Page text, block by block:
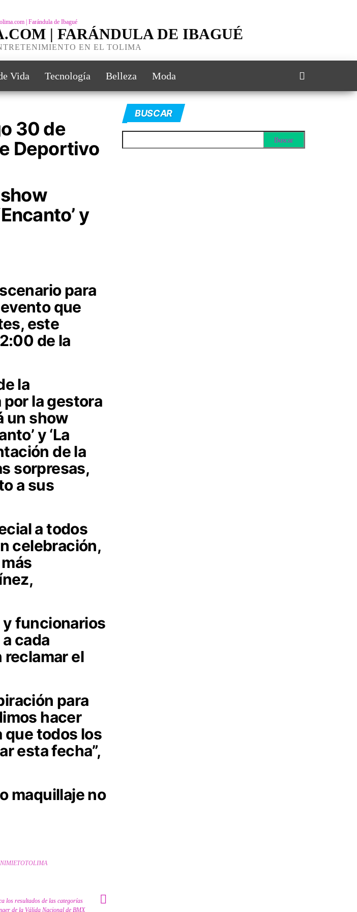
| FARÁNDULA DE IBAGUÉ
EN EL TOLIMA
Vida Tecnología Belleza Moda
30 de
Deportivo
y
para
evento que
este
de la
la
la gestora
un show
y ‘La
de la
sorpresas,
a sus
a todos
celebración,
y funcionarios
cada
el
para
hacer
que todos los
esta fecha”,
maquillaje no
los resultados de las categorías
de la Válida Nacional de BMX
BUSCAR